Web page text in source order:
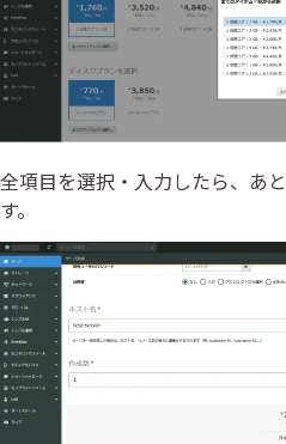
全項目を選択・入力したら、あ
す。